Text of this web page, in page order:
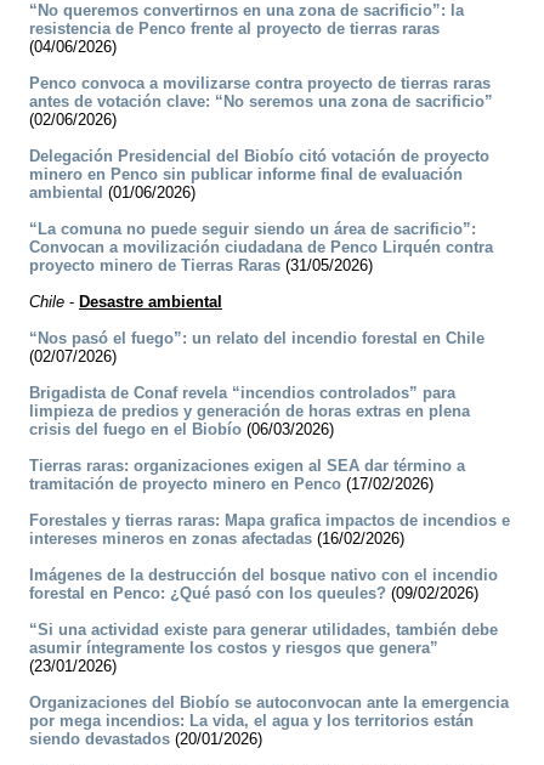
“No queremos convertirnos en una zona de sacrificio”: la
resistencia de Penco frente al proyecto de tierras raras
(04/06/2026)
Penco convoca a movilizarse contra proyecto de tierras raras
antes de votación clave: “No seremos una zona de sacrificio”
(02/06/2026)
Delegación Presidencial del Biobío citó votación de proyecto
minero en Penco sin publicar informe final de evaluación
ambiental (01/06/2026)
“La comuna no puede seguir siendo un área de sacrificio”:
Convocan a movilización ciudadana de Penco Lirquén contra
proyecto minero de Tierras Raras (31/05/2026)
Chile - Desastre ambiental
“Nos pasó el fuego”: un relato del incendio forestal en Chile
(02/07/2026)
Brigadista de Conaf revela “incendios controlados” para
limpieza de predios y generación de horas extras en plena
crisis del fuego en el Biobío (06/03/2026)
Tierras raras: organizaciones exigen al SEA dar término a
tramitación de proyecto minero en Penco (17/02/2026)
Forestales y tierras raras: Mapa grafica impactos de incendios e
intereses mineros en zonas afectadas (16/02/2026)
Imágenes de la destrucción del bosque nativo con el incendio
forestal en Penco: ¿Qué pasó con los queules? (09/02/2026)
“Si una actividad existe para generar utilidades, también debe
asumir íntegramente los costos y riesgos que genera”
(23/01/2026)
Organizaciones del Biobío se autoconvocan ante la emergencia
por mega incendios: La vida, el agua y los territorios están
siendo devastados (20/01/2026)